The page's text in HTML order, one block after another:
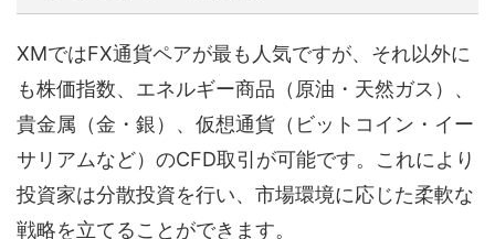
XMではFX通貨ペアが最も人気ですが、それ以外に
も株価指数、エネルギー商品（原油・天然ガス）、
貴金属（金・銀）、仮想通貨（ビットコイン・イー
サリアムなど）のCFD取引が可能です。これにより
投資家は分散投資を行い、市場環境に応じた柔軟な
戦略を立てることができます。